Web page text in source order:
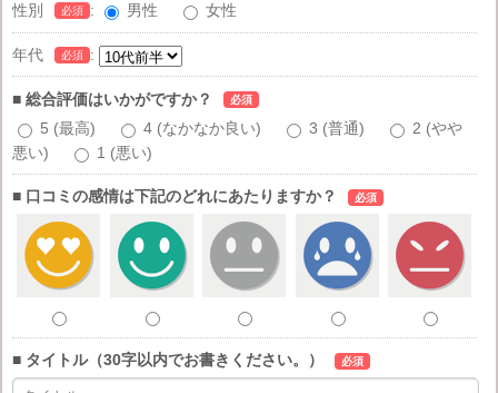
性別 必須 : 男性 女性
年代 必須 :
■ 総合評価はいかがですか？ 必須
5 (最高) 4 (なかなか良い) 3 (普通)
2 (やや
悪い)
1 (悪い)
■ 口コミの感情は下記のどれにあたりますか？ 必須
■ タイトル（30字以内でお書きください。） 必須